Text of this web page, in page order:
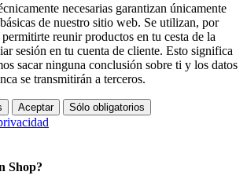
necesarias garantizan únicamente
de nuestro sitio web. Se utilizan, por
reunir productos en tu cesta de la
sesión en tu cuenta de cliente. Esto significa
sacar ninguna conclusión sobre ti y los datos
se transmitirán a terceros.
Aceptar Sólo obligatorios
Shop?